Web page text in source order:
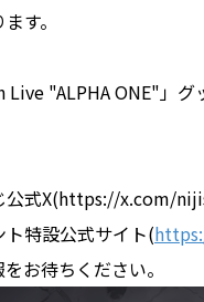
す。
Live "ALPHA ONE"」
公式X(https://x.com/
特設公式サイト(
お待ちください。